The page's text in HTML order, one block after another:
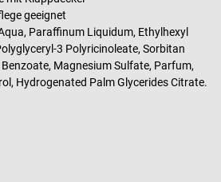
geeignet
Paraffinum Liquidum, Ethylhexyl
3 Polyricinoleate, Sorbitan
Magnesium Sulfate, Parfum,
Hydrogenated Palm Glycerides Citrate.